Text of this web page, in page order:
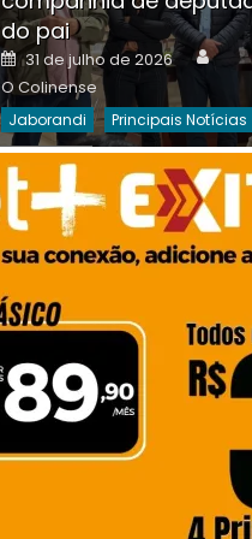
on
30 de julho de 2026 O
Destaques Da Semana
do pai
Posted
on
31 de julho de 2026
O Colinense
Jaborandi Principais Notícias